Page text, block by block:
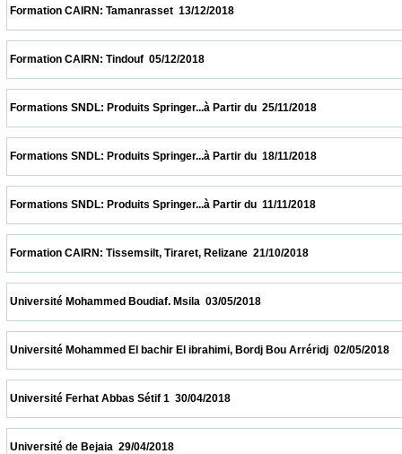
Formation CAIRN: Tamanrasset  13/12/2018
Formation CAIRN: Tindouf  05/12/2018
Formations SNDL: Produits Springer...à Partir du  25/11/2018
Formations SNDL: Produits Springer...à Partir du  18/11/2018
Formations SNDL: Produits Springer...à Partir du  11/11/2018
Formation CAIRN: Tissemsilt, Tiraret, Relizane  21/10/2018
Université Mohammed Boudiaf. Msila  03/05/2018
Université Mohammed El bachir El ibrahimi, Bordj Bou Arréridj
Université Ferhat Abbas Sétif 1  30/04/2018
Université de Bejaia  29/04/2018